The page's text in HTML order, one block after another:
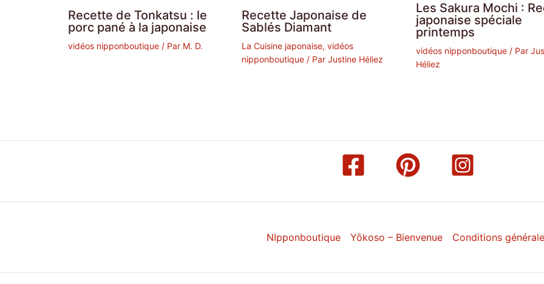
Recette de Tonkatsu : le
porc pané à la japonaise
vidéos nipponboutique / Par M. D.
Recette Japonaise de
Sablés Diamant
La Cuisine japonaise,vidéos
nipponboutique / ParJustine Héliez
Les Sakura Mochi :
japonaise spéciale
printemps
vidéos nipponboutique/ Par
Héliez
NIpponboutique Yōkoso – Bienvenue Conditions